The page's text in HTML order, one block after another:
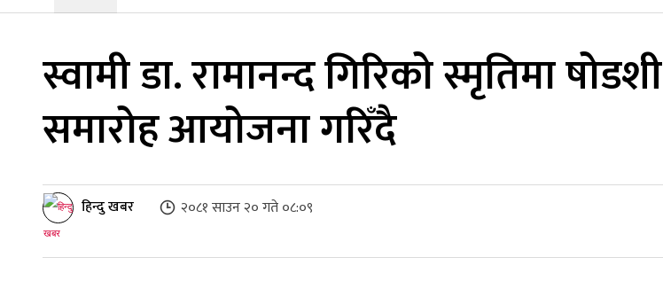
स्वामी डा. रामानन्द गिरिको स्मृतिमा षोडशी
समारोह आयोजना गरिँदै
हिन्दु खबर २०८१ साउन २० गते ०८:०९